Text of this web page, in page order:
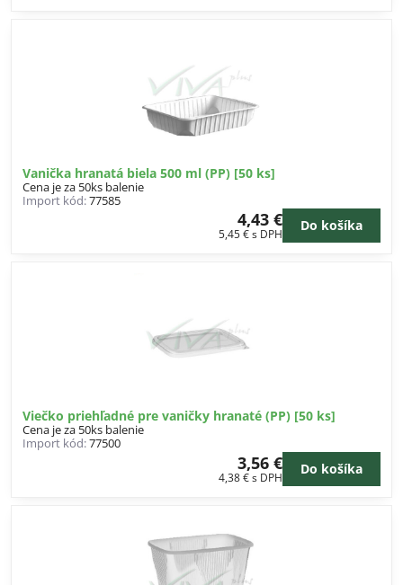
Vanička hranatá biela 500 ml (PP) [50 ks]
Cena je za 50ks balenie
Import kód:77585
4,43 €
5,45 €s DPH
Do košíka
Viečko priehľadné pre vaničky hranaté (PP) [50 ks]
Cena je za 50ks balenie
Import kód:77500
3,56 €
4,38 €s DPH
Do košíka